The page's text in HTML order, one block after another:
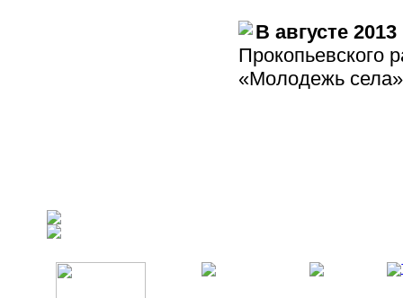
В августе 2013
Прокопьевского
«Молодежь